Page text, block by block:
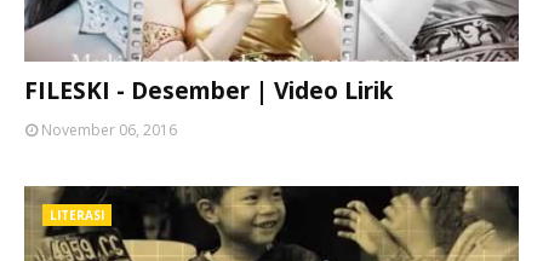
FILESKI - Desember | Video Lirik
November 06, 2016
LITERASI